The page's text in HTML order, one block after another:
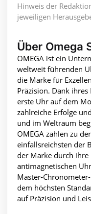
Hinweis der
jeweiligen
Über Omega
OMEGA ist ein
weltweit führenden
die Marke für
Präzision. Dank
erste Uhr auf dem
zahlreiche Erfolge
und im Weltraum
OMEGA zählen zu
einfallsreichsten der
der Marke durch
antimagnetischen
Master-
dem höchsten
auf Präzision und